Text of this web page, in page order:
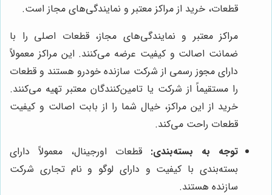
قطعات، خرید از مراکز معتبر و نمایندگی‌های مجاز است.
مراکز معتبر و نمایندگی‌های مجاز، قطعات اصلی را با
ضمانت اصالت و کیفیت عرضه می‌کنند. این مراکز معمولاً
دارای مجوز رسمی از شرکت سازنده خودرو هستند و قطعات
را مستقیماً از شرکت یا تامین‌کنندگان معتبر تهیه می‌کنند.
خرید از این مراکز، خیال شما را از بابت اصالت و کیفیت
قطعات راحت می‌کند.
توجه به بسته‌بندی: قطعات اورجینال، معمولاً دارای
بسته‌بندی با کیفیت و دارای لوگو و نام تجاری شرکت
سازنده هستند.